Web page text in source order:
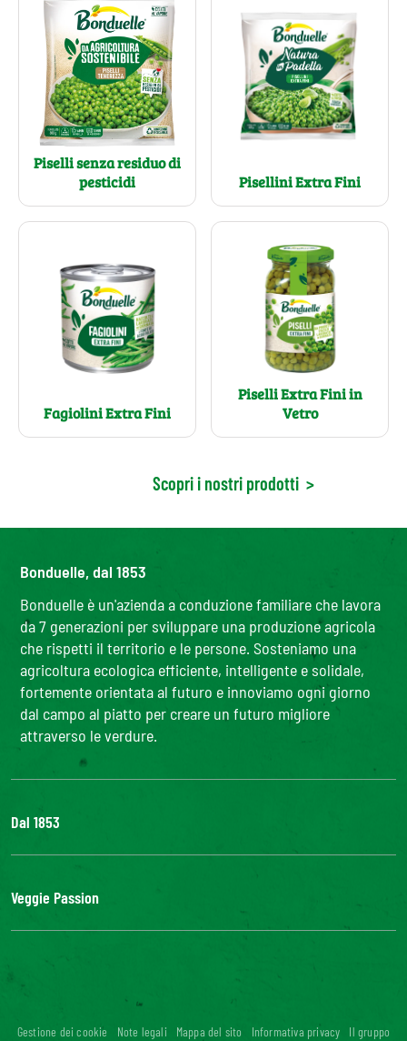
Piselli senza residuo di
pesticidi
Pisellini Extra Fini
Fagiolini Extra Fini
Piselli Extra Fini in
Vetro
Scopri i nostri prodotti >
Bonduelle, dal 1853
Bonduelle è un'azienda a conduzione familiare che lavora
da 7 generazioni per sviluppare una produzione agricola
che rispetti il territorio e le persone. Sosteniamo una
agricoltura ecologica efficiente, intelligente e solidale,
fortemente orientata al futuro e innoviamo ogni giorno
dal campo al piatto per creare un futuro migliore
attraverso le verdure.
Dal 1853
Il Gruppo
La nostra filiera
Lavora con noi
Veggie Passion
l'ABC delle verdure
Riciblog
Gestione dei cookie Note legali Mappa del sito Informativa privacy Il gruppo